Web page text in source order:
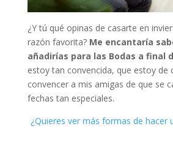
¿Y tú qué opinas de casarte en
razón favorita? Me encantaría
añadirías para las Bodas a final
estoy tan convencida, que estoy de
convencer a mis amigas de que se
fechas tan especiales.
¿Quieres ver más formas de hacer